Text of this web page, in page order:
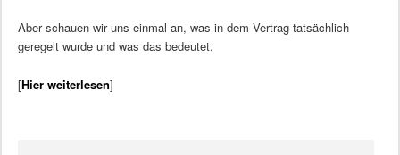
Aber schauen wir uns einmal an, was in dem Vertrag tatsächlich
geregelt wurde und was das bedeutet.
[Hier weiterlesen]